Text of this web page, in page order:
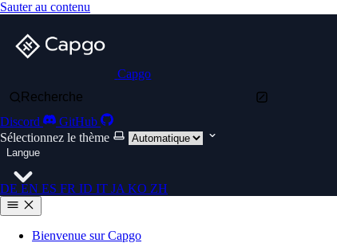
Sauter au contenu
Capgo
Recherche
Discord
GitHub
Sélectionnez le thème
Langue
DE EN ES FR ID IT JA KO ZH
Bienvenue sur Capgo